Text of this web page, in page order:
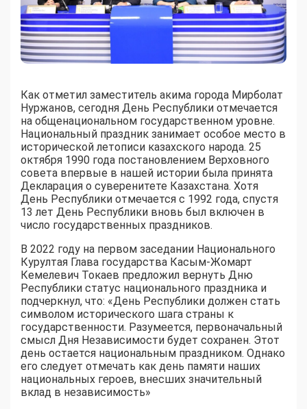
Как отметил заместитель акима города Мирболат
Нуржанов, сегодня День Республики отмечается
на общенациональном государственном уровне.
Национальный праздник занимает особое место в
исторической летописи казахского народа. 25
октября 1990 года постановлением Верховного
совета впервые в нашей истории была принята
Декларация о суверенитете Казахстана. Хотя
День Республики отмечается с 1992 года, спустя
13 лет День Республики вновь был включен в
число государственных праздников.
В 2022 году на первом заседании Национального
Курултая Глава государства Касым-Жомарт
Кемелевич Токаев предложил вернуть Дню
Республики статус национального праздника и
подчеркнул, что: «День Республики должен стать
символом исторического шага страны к
государственности. Разумеется, первоначальный
смысл Дня Независимости будет сохранен. Этот
день остается национальным праздником. Однако
его следует отмечать как день памяти наших
национальных героев, внесших значительный
вклад в независимость»